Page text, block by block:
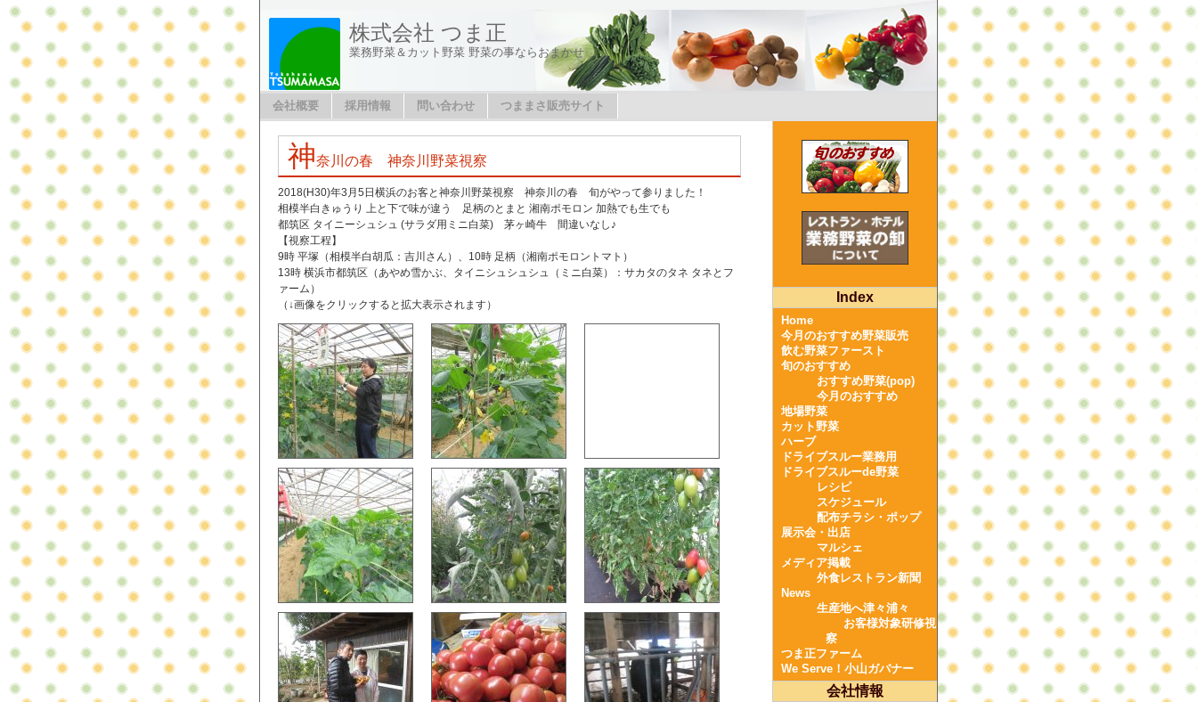
株式会社 つま正
業務野菜＆カット野菜 野菜の事ならおまかせ
会社概要 採用情報 問い合わせ つままさ販売サイト
神奈川の春 神奈川野菜視察
2018(H30)年3月5日横浜のお客と神奈川野菜視察 神奈川の春 旬がやって参りました！
相模半白きゅうり 上と下で味が違う 足柄のとまと 湘南ポモロン 加熱でも生でも
都筑区 タイニーシュシュ (サラダ用ミニ白菜) 茅ヶ崎牛 間違いなし♪
【視察工程】
9時 平塚（相模半白胡瓜：吉川さん）、10時 足柄（湘南ポモロントマト）
13時 横浜市都筑区（あやめ雪かぶ、タイニシュシュシュ（ミニ白菜）：サカタのタネ タネとフ
ァーム）
（↓画像をクリックすると拡大表示されます）
Index
Home
今月のおすすめ野菜販売
飲む野菜ファースト
旬のおすすめ
おすすめ野菜(pop)
今月のおすすめ
地場野菜
カット野菜
ハーブ
ドライブスルー業務用
ドライブスルーde野菜
レシピ
スケジュール
配布チラシ・ポップ
展示会・出店
マルシェ
メディア掲載
外食レストラン新聞
News
生産地へ津々浦々
お客様対象研修視
察
つま正ファーム
We Serve！小山ガバナー
会社情報